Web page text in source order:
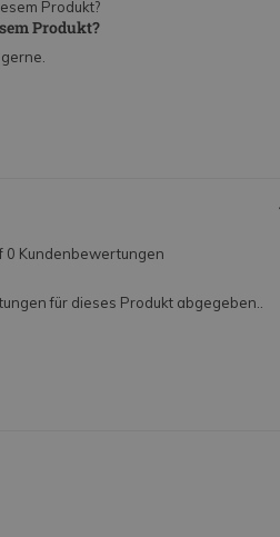
Produkt?
0 Kundenbewertungen
für dieses Produkt abgegeben..